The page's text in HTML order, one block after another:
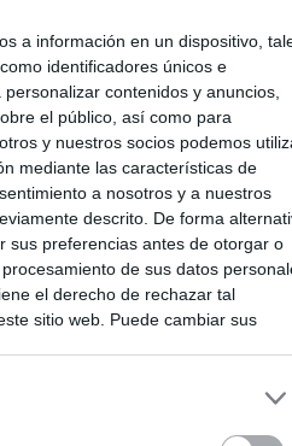
a información en un dispositivo,
identificadores únicos e
contenidos y anuncios,
el público, así como para
y nuestros socios podemos
mediante las características de
a nosotros y a nuestros
descrito. De forma
sus preferencias antes de otorgar o
de sus datos
el derecho de rechazar tal
sitio web. Puede cambiar sus